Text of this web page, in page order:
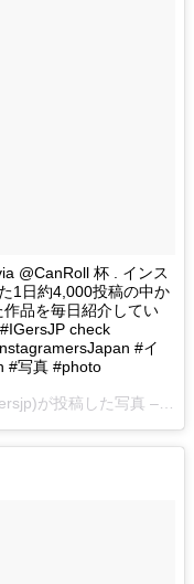
@CanRoll 杯 . インス
1日約4,000投稿の中か
品を毎日紹介してい
check
#イ
#写真 #photo
instagramersJapan ☺︎ IGersJPさん(@igersjp)が投稿した写真 –